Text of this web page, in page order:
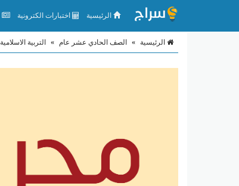
الرئيسية اختبارات الكترونية
الرئيسية » الصف الحادي عشر عام » التربية الاسلامية